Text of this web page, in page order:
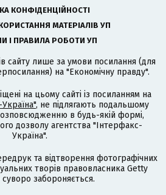
КОНФІДЕНЦІЙНОСТІ
МАТЕРІАЛІВ УП
І ПРАВИЛА РОБОТИ УП
сайту лише за умови посилання (для
на "Економічну правду".
на цьому сайті із посиланням на
, не підлягають подальшому
в будь-якій формі,
дозволу агентства "Інтерфакс-
Україна".
та відтворення фотографічних
творів правовласника Getty
забороняється.